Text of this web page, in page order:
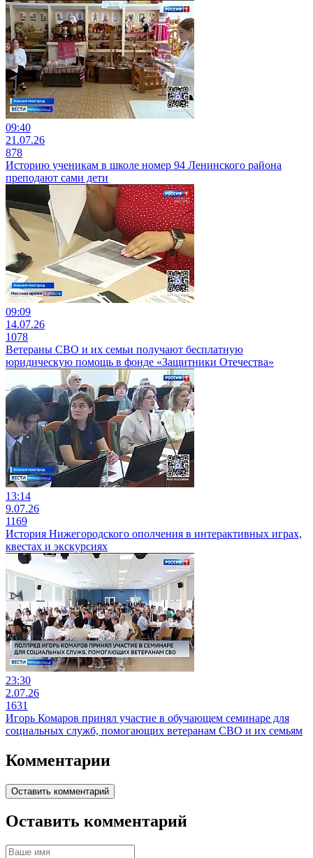
09:40
21.07.26
878
Историю ученикам в школе номер 94 Ленинского района
преподают сами дети
09:09
14.07.26
1078
Ветераны СВО и их семьи получают бесплатную
юридическую помощь в фонде «Защитники Отечества»
13:14
9.07.26
1169
История Нижегородского ополчения в интерактивных играх,
квестах и экскурсиях
23:30
2.07.26
1631
Игорь Комаров принял участие в обучающем семинаре для
социальных служб, помогающих ветеранам СВО и их семьям
Комментарии
Оставить комментарий
Оставить комментарий